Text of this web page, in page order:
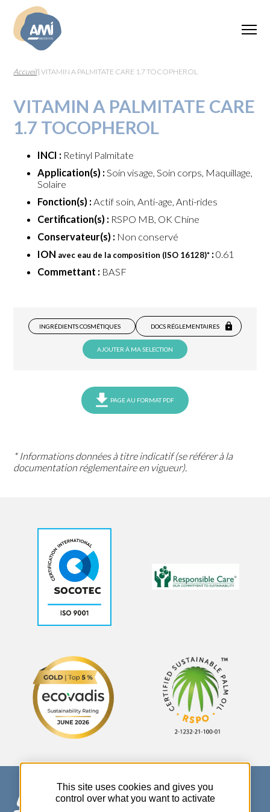
Accueil|VITAMIN A PALMITATE CARE 1.7 TOCOPHEROL
VITAMIN A PALMITATE CARE
1.7 TOCOPHEROL
INCI : Retinyl Palmitate
Application(s) : Soin visage, Soin corps, Maquillage,
Solaire
Fonction(s) : Actif soin, Anti-age, Anti-rides
Certification(s) : RSPO MB, OK Chine
Conservateur(s) : Non conservé
ION avec eau de la composition (ISO 16128)* : 0.61
Commettant : BASF
INGRÉDIENTS COSMÉTIQUES DOCS RÉGLEMENTAIRES
AJOUTER À MA SELECTION
PAGE AU FORMAT PDF
* Informations données à titre indicatif (se référer à la
documentation réglementaire en vigueur).
This site uses cookies and gives you
control over what you want to activate